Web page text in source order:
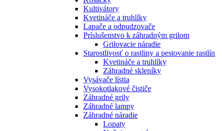
Kultivátory
Kvetináče a truhlíky
Lapače a odpudzovače
Príslušenstvo k záhradným grilom
Grilovacie náradie
Starostlivosť o rastliny a pestovanie rastlín
Kvetináče a truhlíky
Záhradné skleníky
Vysávače lístia
Vysokotlakové čističe
Záhradné grily
Záhradné lampy
Záhradné náradie
Lopaty